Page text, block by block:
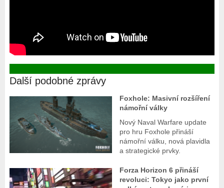
Další podobné zprávy
Foxhole: Masivní rozšíření
námořní války
Nový Naval Warfare update
pro hru Foxhole přináší
námořní válku, nová plavidla
a strategické prvky.
Forza Horizon 6 přináší
revoluci: Tokyo jako první